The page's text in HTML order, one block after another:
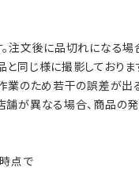
注文後に品切れになる場
同じ様に撮影しておりま
業のため若干の誤差が出
が異なる場合、商品の発
点で